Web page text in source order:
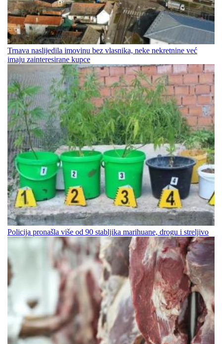
Trnava naslijedila imovinu bez vlasnika, neke nekretnine već
imaju zainteresirane kupce
Policija pronašla više od 90 stabljika marihuane, drogu i streljivo